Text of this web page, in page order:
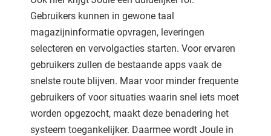
Gebruikers kunnen in gewone taal
magazijninformatie opvragen, leveringen
selecteren en vervolgacties starten. Voor ervaren
gebruikers zullen de bestaande apps vaak de
snelste route blijven. Maar voor minder frequente
gebruikers of voor situaties waarin snel iets moet
worden opgezocht, maakt deze benadering het
systeem toegankelijker. Daarmee wordt Joule in